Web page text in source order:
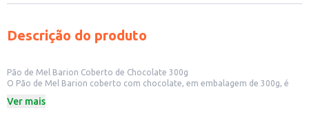
Descrição do produto
Pão de Mel Barion Coberto de Chocolate 300g
O Pão de Mel Barion coberto com chocolate, em embalagem de 300g, é
próprio ou para revenda. Ideal para quem deseja oferecer um produto com
Ver mais